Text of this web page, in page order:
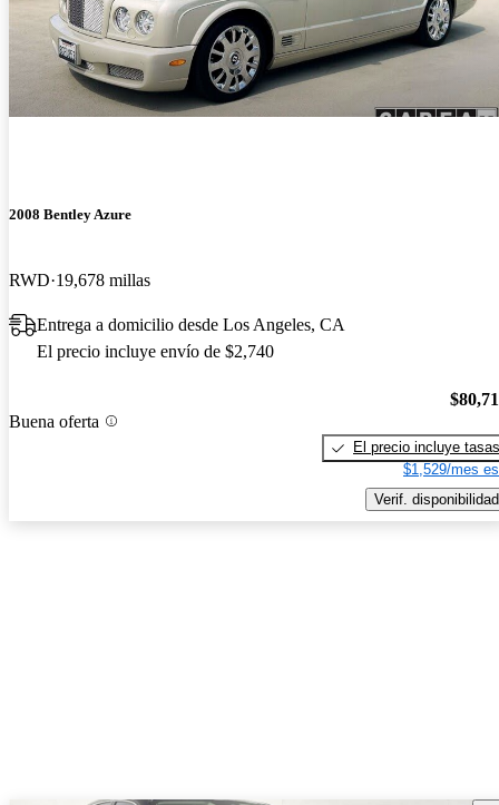
2008 Bentley Azure
RWD 19,678 millas
Entrega a domicilio desde Los Angeles, CA
El precio incluye envío de $2,740
Buena oferta
El precio incluye tasas
$1,529/mes
Verif. disponibilidad